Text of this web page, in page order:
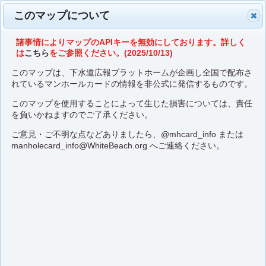
このマップについて
諸事情によりマップのAPIキーを無効にしております。詳しく
はこちらをご参照ください。(2025/10/13)
このマップは、下水道広報プラットホームが企画し全国で配布さ
れているマンホールカードの情報を非公式に発信するものです。
このマップを使用することによって生じた損害については、責任
を負いかねますのでご了承ください。
ご意見・ご不明な点などありましたら、 @mhcard_infoまたは
manholecard_info@WhiteBeach.org へご連絡ください。